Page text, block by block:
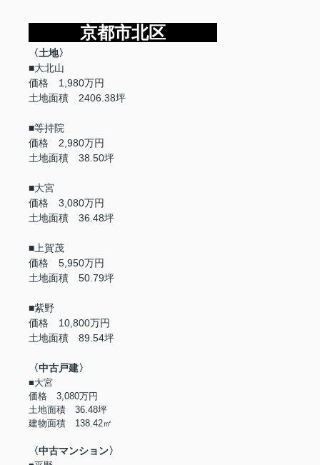
京都市北区
〈土地〉
■大北山
価格 1,980万円
土地面積 2406.38坪
■等持院
価格 2,980万円
土地面積 38.50坪
■大宮
価格 3,080万円
土地面積 36.48坪
■上賀茂
価格 5,950万円
土地面積 50.79坪
■紫野
価格 10,800万円
土地面積 89.54坪
〈中古戸建〉
■大宮
価格 3,080万円
土地面積 36.48坪
建物面積 138.42㎡
〈中古マンション〉